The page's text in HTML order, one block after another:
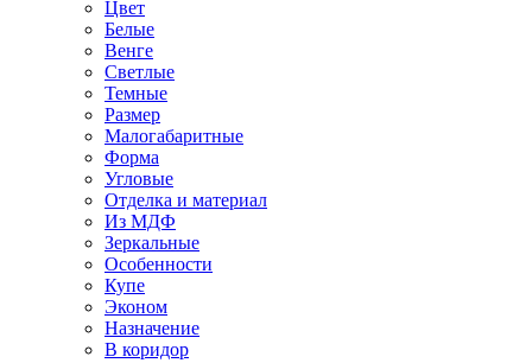
Цвет
Белые
Венге
Светлые
Темные
Размер
Малогабаритные
Форма
Угловые
Отделка и материал
Из МДФ
Зеркальные
Особенности
Купе
Эконом
Назначение
В коридор